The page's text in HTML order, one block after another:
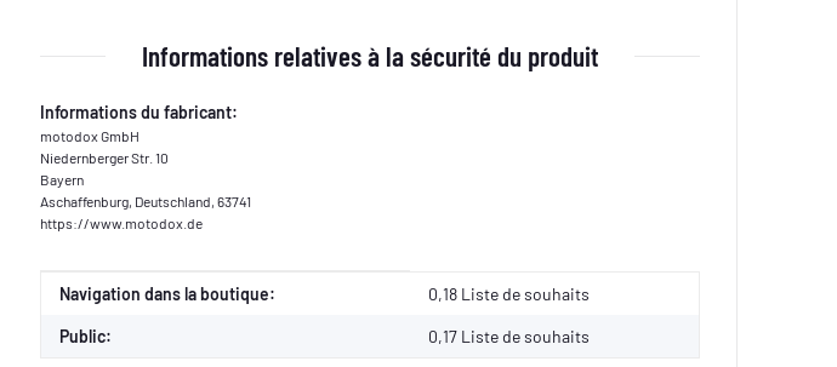
Informations relatives à la sécurité du produit
Informations du fabricant:
motodox GmbH
Niedernberger Str. 10
Bayern
Aschaffenburg, Deutschland, 63741
https://www.motodox.de
Valeur
Fabricant
Navigation dans la boutique: 0,18 Liste de souhaits
Public: 0,17 Liste de souhaits